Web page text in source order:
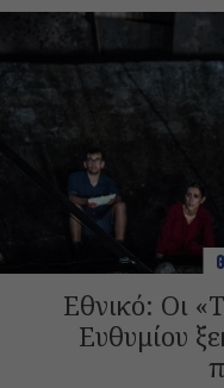
Εθνικό: Οι
Ευθυμίου